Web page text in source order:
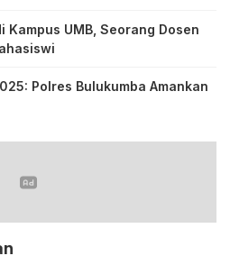
Kampus UMB, Seorang Dosen
Polres Bulukumba Amankan